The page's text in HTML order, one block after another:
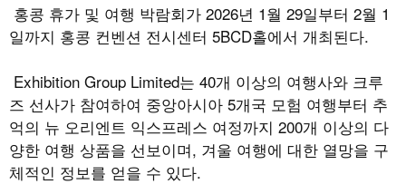
홍콩 휴가 및 여행 박람회가 2026년 1월 29일부터 2월 1
일까지 홍콩 컨벤션 전시센터 5BCD홀에서 개최된다.
Exhibition Group Limited는 40개 이상의 여행사와 크루
즈 선사가 참여하여 중앙아시아 5개국 모험 여행부터 추
억의 뉴 오리엔트 익스프레스 여정까지 200개 이상의 다
양한 여행 상품을 선보이며, 겨울 여행에 대한 열망을 구
체적인 정보를 얻을 수 있다.